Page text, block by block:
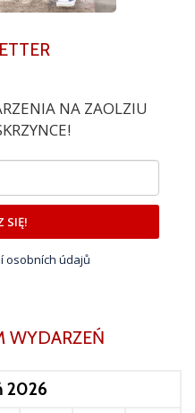
NA ZAOLZIU
SIĘ!
osobních údajů
WYDARZEŃ
2026